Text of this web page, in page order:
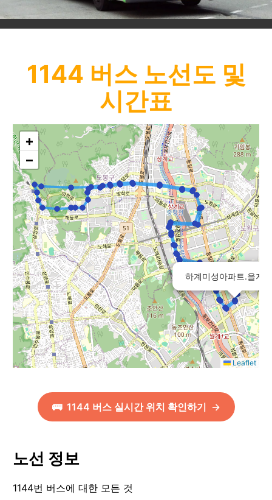
1144 버스 노선도 및
시간표
하계미성아파트.을지
+
−
Leaflet
🚌 1144 버스 실시간 위치 확인하기 →
노선 정보
1144번 버스에 대한 모든 것